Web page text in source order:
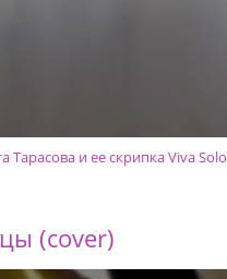
Тарасова и ее скрипка Viva Solo
(cover)